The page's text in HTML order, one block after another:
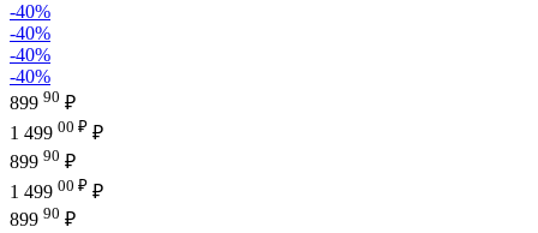
-40%
-40%
-40%
-40%
899 90 ₽
1 499 00 ₽ ₽
899 90 ₽
1 499 00 ₽ ₽
899 90 ₽